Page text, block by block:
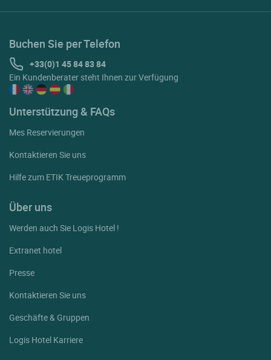
Buchen Sie per Telefon
+33(0)1 45 84 83 84
Ein Kundenberater steht Ihnen zur Verfügung
Unterstützung & FAQs
Mes Reservierungen
Kontaktieren Sie uns
Hilfe zum ETIK Treueprogramm
Über uns
Werden auch Sie Logis Hotel !
Extranet hotel
Presse
Kontaktieren Sie uns
Geschäfte & Gruppen
Logis Hotel Karriere